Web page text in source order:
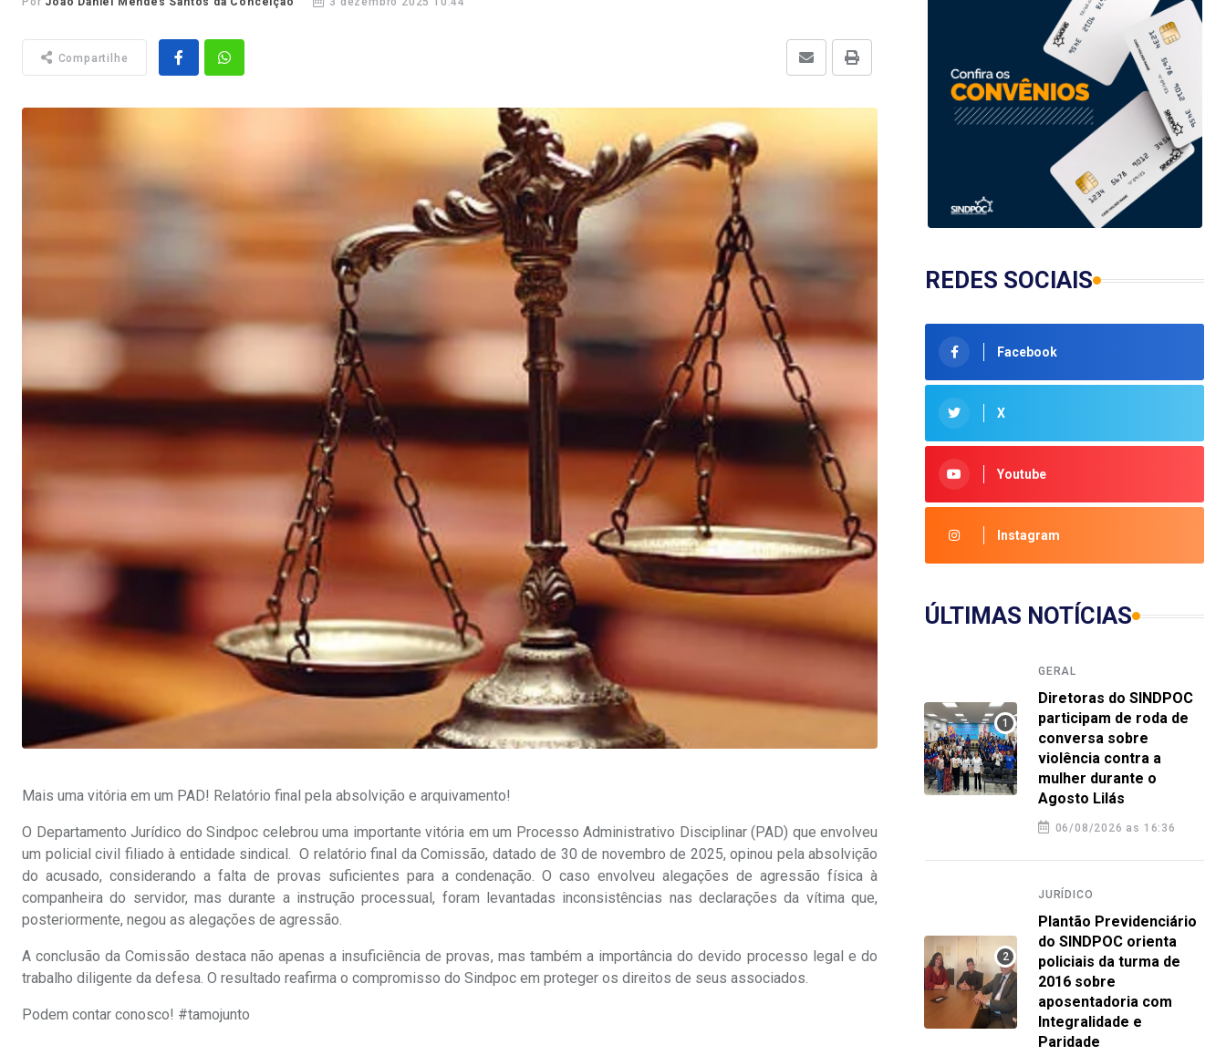
Compartilhe
Mais uma vitória em um PAD! Relatório final pela absolvição e arquivamento!
O Departamento Jurídico do Sindpoc celebrou uma importante vitória em um Processo Administrativo Disciplinar (PAD) que envolveu
um policial civil filiado à entidade sindical. O relatório final da Comissão, datado de 30 de novembro de 2025, opinou pela absolvição
do acusado, considerando a falta de provas suficientes para a condenação. O caso envolveu alegações de agressão física à
companheira do servidor, mas durante a instrução processual, foram levantadas inconsistências nas declarações da vítima que,
posteriormente, negou as alegações de agressão.
A conclusão da Comissão destaca não apenas a insuficiência de provas, mas também a importância do devido processo legal e do
trabalho diligente da defesa. O resultado reafirma o compromisso do Sindpoc em proteger os direitos de seus associados.
Podem contar conosco! #tamojunto
REDES SOCIAIS
Facebook
X
Youtube
Instagram
ÚLTIMAS NOTÍCIAS
GERAL
Diretoras do SINDPOC
participam de roda de
conversa sobre
violência contra a
mulher durante o
Agosto Lilás
06/08/2026 as 16:36
JURÍDICO
Plantão Previdenciário
do SINDPOC orienta
policiais da turma de
2016 sobre
aposentadoria com
Integralidade e
Paridade